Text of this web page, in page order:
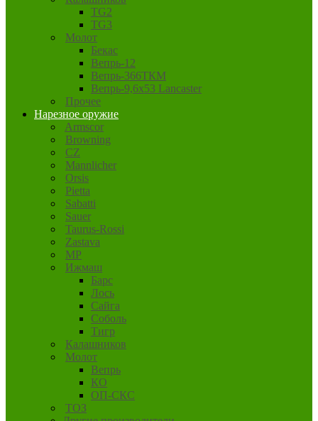
TG2
TG3
Молот
Бекас
Вепрь-12
Вепрь-366ТКМ
Вепрь-9,6х53 Lancaster
Прочее
Нарезное оружие
Armscor
Browning
CZ
Mannlicher
Orsis
Pietta
Sabatti
Sauer
Taurus-Rossi
Zastava
MP
Ижмаш
Барс
Лось
Сайга
Соболь
Тигр
Калашников
Молот
Вепрь
КО
ОП-СКС
ТОЗ